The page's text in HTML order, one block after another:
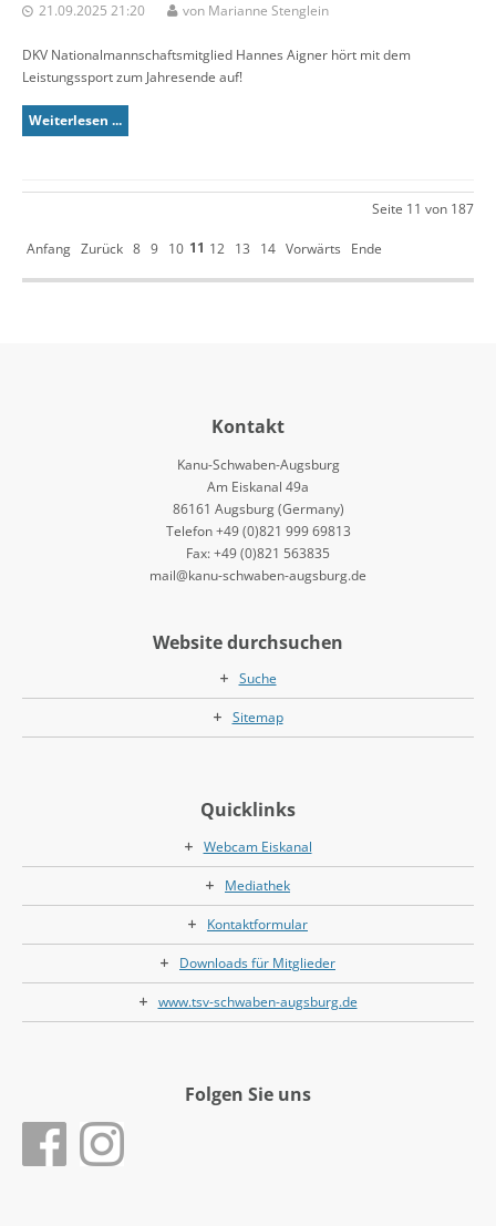
21.09.2025 21:20 von Marianne Stenglein
DKV Nationalmannschaftsmitglied Hannes Aigner hört mit dem
Leistungssport zum Jahresende auf!
Weiterlesen ...
Seite 11 von 187
Anfang Zurück 8 9 10 11 12 13 14 Vorwärts Ende
Kontakt
Kanu-Schwaben-Augsburg
Am Eiskanal 49a
86161 Augsburg (Germany)
Telefon +49 (0)821 999 69813
Fax: +49 (0)821 563835
mail@kanu-schwaben-augsburg.de
Website durchsuchen
Suche
Sitemap
Quicklinks
Webcam Eiskanal
Mediathek
Kontaktformular
Downloads für Mitglieder
www.tsv-schwaben-augsburg.de
Folgen Sie uns